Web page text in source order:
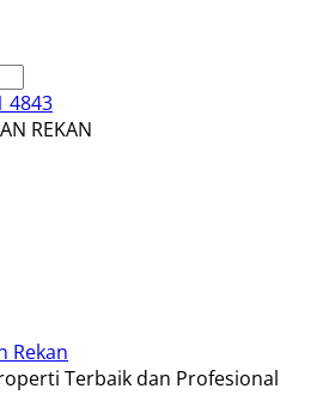
4843
REKAN
Terbaik dan Profesional